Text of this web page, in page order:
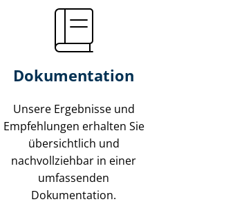
Dokumentation
Unsere Ergebnisse und
Empfehlungen erhalten Sie
übersichtlich und
nachvollziehbar in einer
umfassenden
Dokumentation.